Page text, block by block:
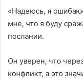
«Надеюсь, я
мне, что я буду
послании.
Он уверен, что
конфликт, а это